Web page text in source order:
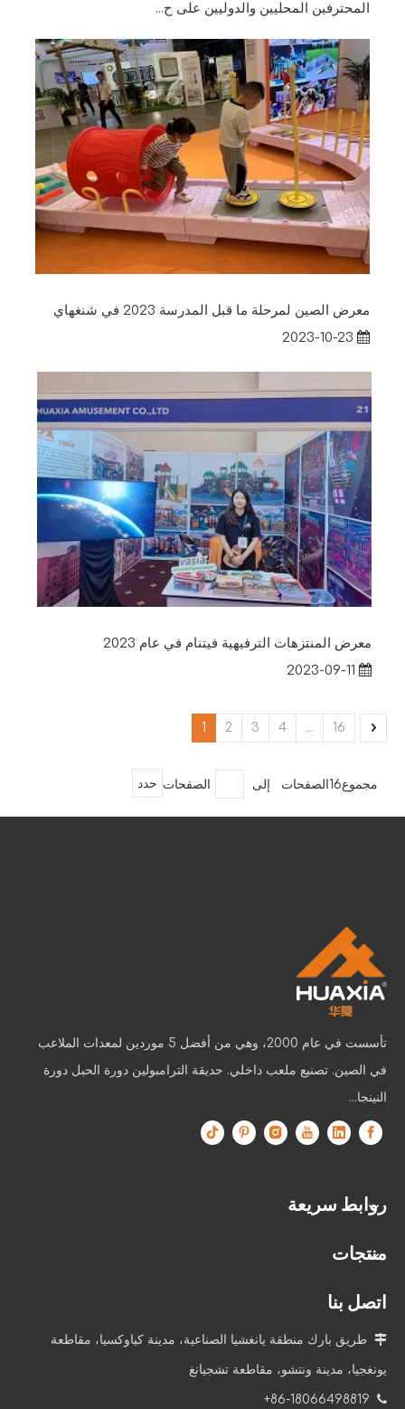
المحترفين المحليين والدوليين على ح...
معرض الصين لمرحلة ما قبل المدرسة 2023 في شنغهاي
معرض المنتزهات الترفيهية فيتنام في عام 2023
1 2 3 4 ... 16
مجموع16الصفحات إلى الصفحات حدد
تأسست في عام 2000، وهي من أفضل 5 موردين لمعدات الملاعب
في الصين. تصنيع ملعب داخلي. حديقة الترامبولين دورة الحبل دورة
النينجا...
روابط سريعة
منتجات
اتصل بنا
 طريق بارك منطقة يانغشيا الصناعية، مدينة كياوكسيا، مقاطعة
يونغجيا، مدينة ونتشو، مقاطعة تشجيانغ

86-18066498819+